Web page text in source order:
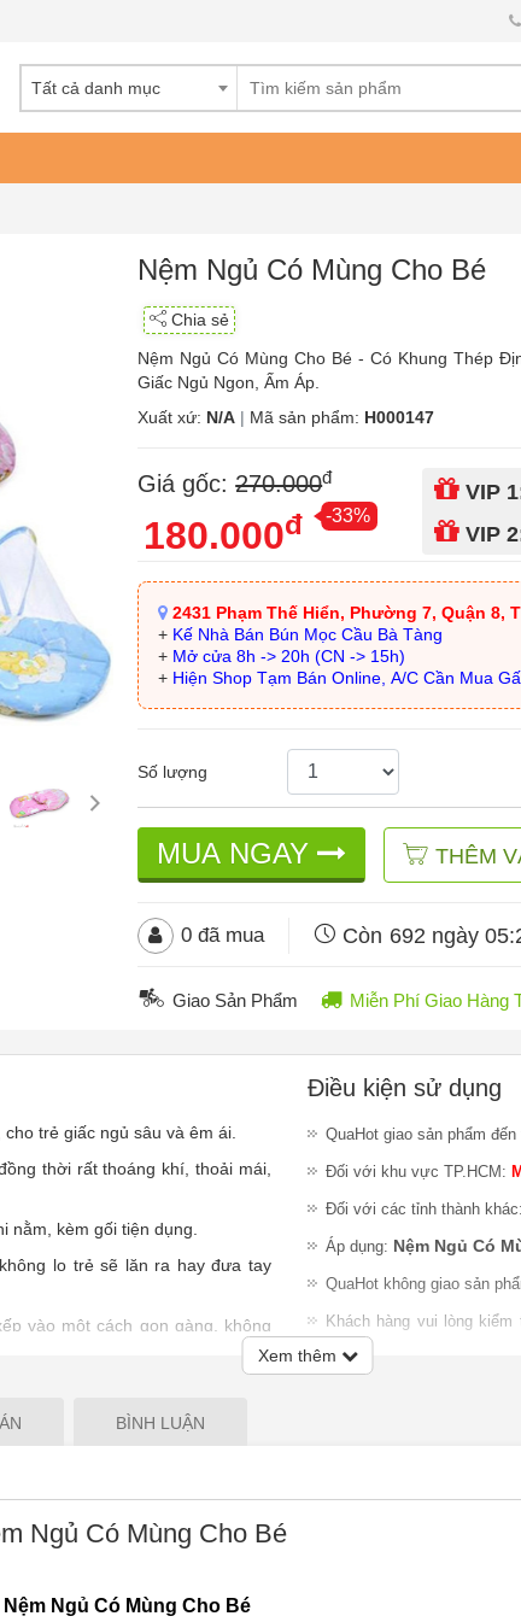
Tất cả danh mục
Nệm Ngủ Có Mùng Cho Bé
Chia sẻ
Nệm Ngủ Có Mùng Cho Bé - Có Khung Thép
Giấc Ngủ Ngon, Ấm Áp.
Xuất xứ: N/A | Mã sản phẩm: H000147
Giá gốc:270.000đ
180.000đ -33%
VIP
VIP
2431 Phạm Thế Hiển, Phường 7, Quận 8,
+ Kế Nhà Bán Bún Mọc Cầu Bà Tàng
+ Mở cửa 8h -> 20h (CN -> 15h)
+ Hiện Shop Tạm Bán Online, A/C Cần Mua
Số lượng
MUA NGAY THÊM
0đã mua Còn 692 ngày
Giao Sản Phẩm Miễn Phí Giao Hàng
trẻ giấc ngủ sâu và êm ái.
thời rất thoáng khí, thoải mái,
nằm, kèm gối tiện dụng.
lo trẻ sẽ lăn ra hay đưa tay
vào một cách gọn gàng, không
Điều kiện sử dụng
QuaHot giao sản phẩm
Đối với khu vực TP.HCM:
Đối với các tỉnh thành
Áp dụng: Nệm Ngủ Có
QuaHot không giao sản
Khách hàng vui lòng
nhiệm đổi trả sản phẩm sau
Xem thêm
BÌNH LUẬN
Ngủ Có Mùng Cho Bé
Nệm Ngủ Có Mùng Cho Bé